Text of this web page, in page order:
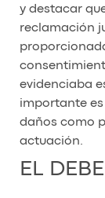
y destacar
reclamación
evidenciaba
importante
daños como
actuación.
EL